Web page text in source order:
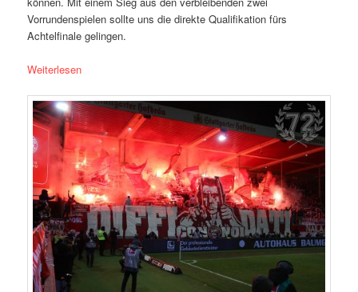
Vorrundenspielen sollte uns die direkte Qualifikation fürs
Achtelfinale gelingen.
Weiterlesen